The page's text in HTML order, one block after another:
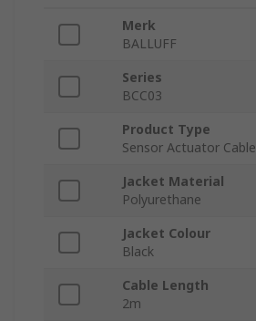
Merk
BALLUFF
Series
BCC03
Product Type
Sensor Actuator Cable
Jacket Material
Polyurethane
Jacket Colour
Black
Cable Length
2m